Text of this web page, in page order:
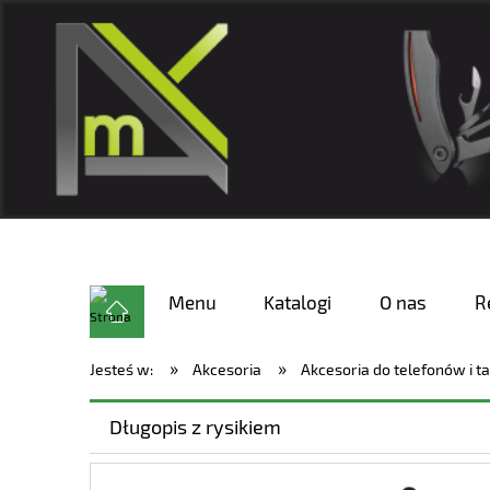
Menu Katalogi O nas
Jesteś w: » Akcesoria » Akcesoria do telefonów i
Długopis z rysikiem